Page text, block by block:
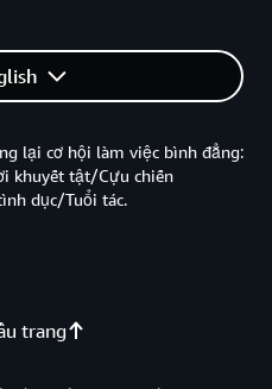
trang
lại cơ hội làm việc bình đẳng:
khuyết tật/Cựu chiến
dục/Tuổi tác.